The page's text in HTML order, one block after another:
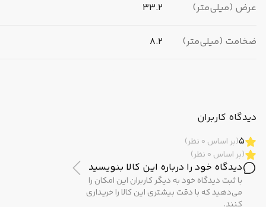
عرض (میلی‌متر) 33.2
ضخامت (میلی‌متر) 8.2
مبدا برند
مشخصات ظاهری
رنگ بدنه طلایی
دیدگاه کاربران
5(بر اساس 0 نظر)
(بر اساس 0 نظر)
دیدگاه خود را درباره این کالا بنویسید
با ثبت دیدگاه خود به دیگر کاربران این امکان را
می‌دهید که با دقت بیشتری این کالا را خریداری